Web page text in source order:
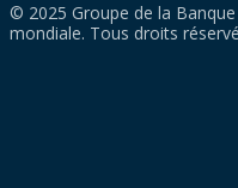
© 2025 Groupe de la Banque
mondiale. Tous droits